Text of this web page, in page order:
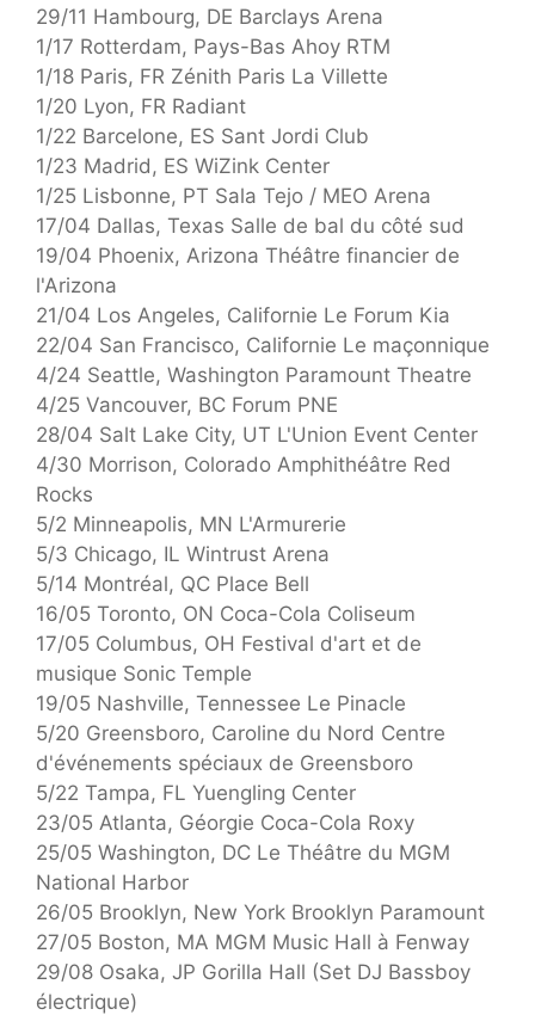
29/11 Hambourg, DE Barclays Arena
1/17 Rotterdam, Pays-Bas Ahoy RTM
1/18 Paris, FR Zénith Paris La Villette
1/20 Lyon, FR Radiant
1/22 Barcelone, ES Sant Jordi Club
1/23 Madrid, ES WiZink Center
1/25 Lisbonne, PT Sala Tejo / MEO Arena
17/04 Dallas, Texas Salle de bal du côté sud
19/04 Phoenix, Arizona Théâtre financier de
l'Arizona
21/04 Los Angeles, Californie Le Forum Kia
22/04 San Francisco, Californie Le maçonnique
4/24 Seattle, Washington Paramount Theatre
4/25 Vancouver, BC Forum PNE
28/04 Salt Lake City, UT L'Union Event Center
4/30 Morrison, Colorado Amphithéâtre Red
Rocks
5/2 Minneapolis, MN L'Armurerie
5/3 Chicago, IL Wintrust Arena
5/14 Montréal, QC Place Bell
16/05 Toronto, ON Coca-Cola Coliseum
17/05 Columbus, OH Festival d'art et de
musique Sonic Temple
19/05 Nashville, Tennessee Le Pinacle
5/20 Greensboro, Caroline du Nord Centre
d'événements spéciaux de Greensboro
5/22 Tampa, FL Yuengling Center
23/05 Atlanta, Géorgie Coca-Cola Roxy
25/05 Washington, DC Le Théâtre du MGM
National Harbor
26/05 Brooklyn, New York Brooklyn Paramount
27/05 Boston, MA MGM Music Hall à Fenway
29/08 Osaka, JP Gorilla Hall (Set DJ Bassboy
électrique)